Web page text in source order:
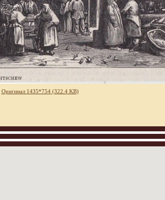
Оригинал 1435*754 (322.4 KB)